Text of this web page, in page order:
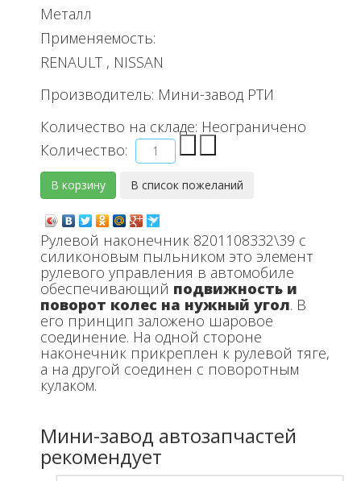
Металл
Применяемость:
RENAULT , NISSAN
Производитель: Мини-завод РТИ
Количество на складе: Неограничено
Количество:
Рулевой наконечник 8201108332\39 с
силиконовым пыльником это элемент
рулевого управления в автомобиле
обеспечивающий подвижность и
поворот колес на нужный угол. В
его принцип заложено шаровое
соединение. На одной стороне
наконечник прикреплен к рулевой тяге,
а на другой соединен с поворотным
кулаком.
Мини-завод автозапчастей
рекомендует